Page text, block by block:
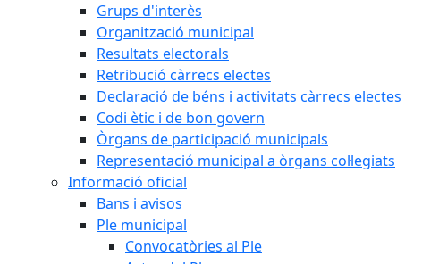
Grups d'interès
Organització municipal
Resultats electorals
Retribució càrrecs electes
Declaració de béns i activitats càrrecs electes
Codi ètic i de bon govern
Òrgans de participació municipals
Representació municipal a òrgans col·legiats
Informació oficial
Bans i avisos
Ple municipal
Convocatòries al Ple